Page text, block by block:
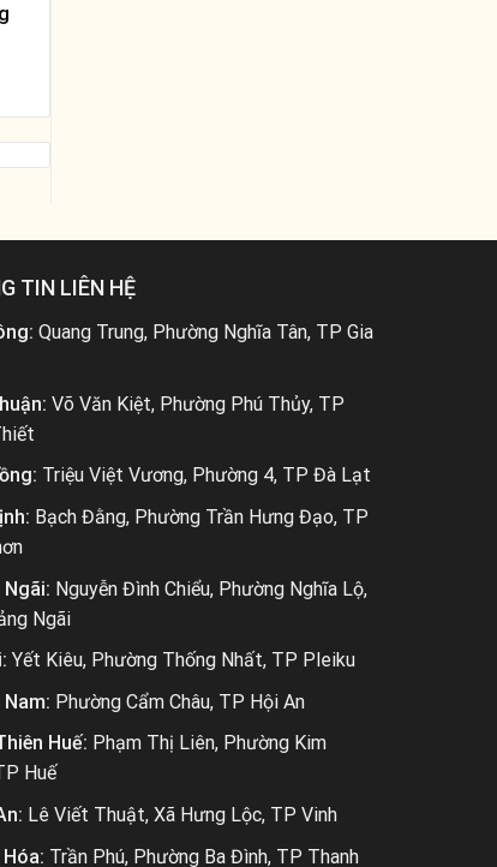
TIN LIÊN HỆ
Quang Trung, Phường Nghĩa Tân, TP Gia
Võ Văn Kiệt, Phường Phú Thủy, TP
Triệu Việt Vương, Phường 4, TP Đà Lạt
Bạch Đằng, Phường Trần Hưng Đạo, TP
Ngãi: Nguyễn Đình Chiểu, Phường Nghĩa Lộ,
Ngãi
Yết Kiêu, Phường Thống Nhất, TP Pleiku
Nam: Phường Cẩm Châu, TP Hội An
Huế: Phạm Thị Liên, Phường Kim
Huế
Lê Viết Thuật, Xã Hưng Lộc, TP Vinh
Trần Phú, Phường Ba Đình, TP Thanh